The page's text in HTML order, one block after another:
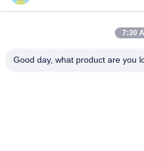
500L/H 3xSS304 δεξαμενές
1.5TPH 3xFRP δεξαμενές
7:30
Good day, what product are you